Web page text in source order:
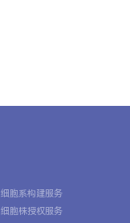
细胞系构建服务
细胞株授权服务